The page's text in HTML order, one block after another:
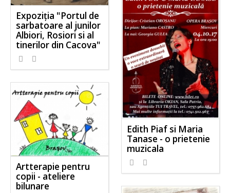
Expoziția "Portul de
sarbatoare al junilor
Albiori, Rosiori si al
tinerilor din Cacova"
Edith Piaf si Maria
Tanase - o prietenie
muzicala
Artterapie pentru
copii - ateliere
bilunare